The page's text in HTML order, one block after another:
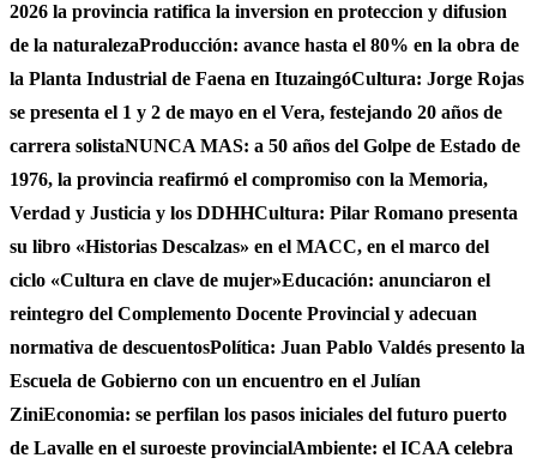
2026 la provincia ratifica la inversion en proteccion y difusion
de la naturalezaProducción: avance hasta el 80% en la obra de
la Planta Industrial de Faena en ItuzaingóCultura: Jorge Rojas
se presenta el 1 y 2 de mayo en el Vera, festejando 20 años de
carrera solistaNUNCA MAS: a 50 años del Golpe de Estado de
1976, la provincia reafirmó el compromiso con la Memoria,
Verdad y Justicia y los DDHHCultura: Pilar Romano presenta
su libro «Historias Descalzas» en el MACC, en el marco del
ciclo «Cultura en clave de mujer»Educación: anunciaron el
reintegro del Complemento Docente Provincial y adecuan
normativa de descuentosPolítica: Juan Pablo Valdés presento la
Escuela de Gobierno con un encuentro en el Julían
ZiniEconomia: se perfilan los pasos iniciales del futuro puerto
de Lavalle en el suroeste provincialAmbiente: el ICAA celebra